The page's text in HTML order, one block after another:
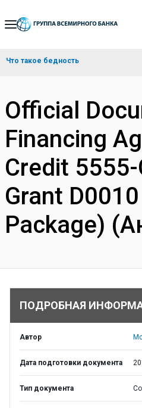
Skip
Navigation
Что такое бедность
Official
Financing
Credit 5555-
Grant
Package)
ПОДРОБНАЯ
Автор
Дата подготовки документа
Тип документа